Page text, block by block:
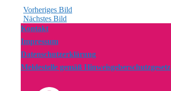
Vorheriges Bild
Nächstes Bild
Kontakt
Impressum
Datenschutzerklärung
Meldestelle gemäß Hinweisgeberschutzgesetz